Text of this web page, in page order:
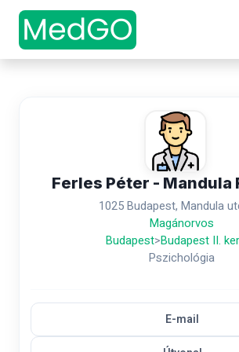
Ferles Péter - Mandula
1025 Budapest, Mandula
Magánorvos
Budapest>Budapest II.
Pszichológia
E-mail